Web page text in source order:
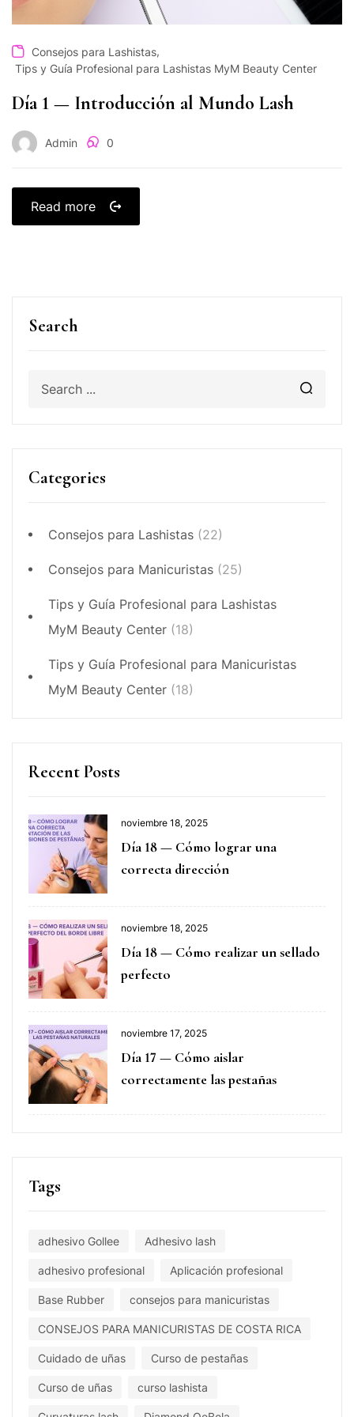
Search
Categories
Consejos para Lashistas (22)
Consejos para Manicuristas (25)
Tips y Guía Profesional para Lashistas
MyM Beauty Center (18)
Tips y Guía Profesional para Manicuristas
MyM Beauty Center (18)
Recent Posts
noviembre 18, 2025
Día 18 — Cómo lograr una
correcta dirección
noviembre 18, 2025
Día 18 — Cómo realizar un sellado
perfecto
noviembre 17, 2025
Día 17 — Cómo aislar
correctamente las pestañas
Tags
adhesivo Gollee Adhesivo lash
adhesivo profesional Aplicación profesional
Base Rubber consejos para manicuristas
CONSEJOS PARA MANICURISTAS DE COSTA RICA
Cuidado de uñas Curso de pestañas
Curso de uñas curso lashista
Consejos para Lashistas,
Tips y Guía Profesional para Lashistas MyM Beauty Center
Día 1 — Introducción al Mundo Lash
Admin 0
Read more